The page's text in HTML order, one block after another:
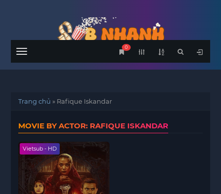
Menu
0
Trang chủ » Rafique Iskandar
MOVIE BY ACTOR: RAFIQUE ISKANDAR
Vietsub - HD